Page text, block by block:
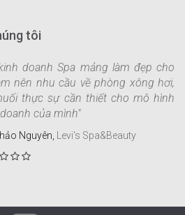
tôi
doanh Spa mảng làm đẹp cho
nên nhu cầu về phòng xông hơi,
thực sự cần thiết cho mô hình
của mình"
Nguyên, Levi's Spa&Beauty